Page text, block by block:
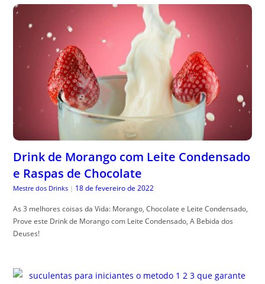
Drink de Morango com Leite Condensado
e Raspas de Chocolate
Mestre dos Drinks | 18 de fevereiro de 2022
As 3 melhores coisas da Vida: Morango, Chocolate e Leite Condensado,
Prove este Drink de Morango com Leite Condensado, A Bebida dos
Deuses!